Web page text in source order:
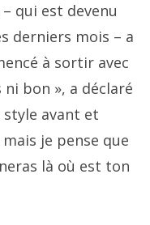
qui est devenu
derniers mois – a
à sortir avec
ni bon », a déclaré
style avant et
je pense que
là où est ton